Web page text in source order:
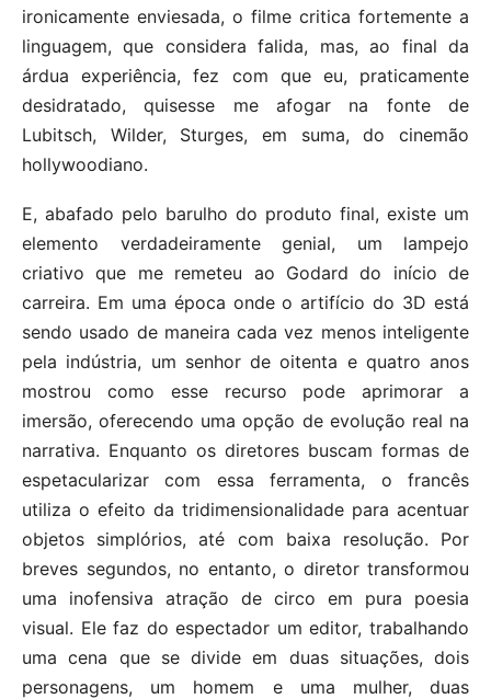
ironicamente enviesada, o filme critica fortemente a
linguagem, que considera falida, mas, ao final da
árdua experiência, fez com que eu, praticamente
desidratado, quisesse me afogar na fonte de
Lubitsch, Wilder, Sturges, em suma, do cinemão
hollywoodiano.
E, abafado pelo barulho do produto final, existe um
elemento verdadeiramente genial, um lampejo
criativo que me remeteu ao Godard do início de
carreira. Em uma época onde o artifício do 3D está
sendo usado de maneira cada vez menos inteligente
pela indústria, um senhor de oitenta e quatro anos
mostrou como esse recurso pode aprimorar a
imersão, oferecendo uma opção de evolução real na
narrativa. Enquanto os diretores buscam formas de
espetacularizar com essa ferramenta, o francês
utiliza o efeito da tridimensionalidade para acentuar
objetos simplórios, até com baixa resolução. Por
breves segundos, no entanto, o diretor transformou
uma inofensiva atração de circo em pura poesia
visual. Ele faz do espectador um editor, trabalhando
uma cena que se divide em duas situações, dois
personagens, um homem e uma mulher, duas